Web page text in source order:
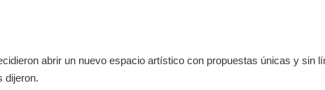
abrir un nuevo espacio artístico con propuestas únicas y sin
dijeron.